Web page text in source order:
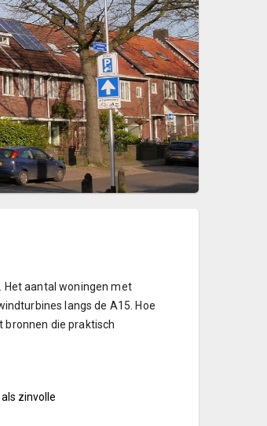
Het aantal woningen met
langs de A15. Hoe
bronnen die praktisch
zinvolle